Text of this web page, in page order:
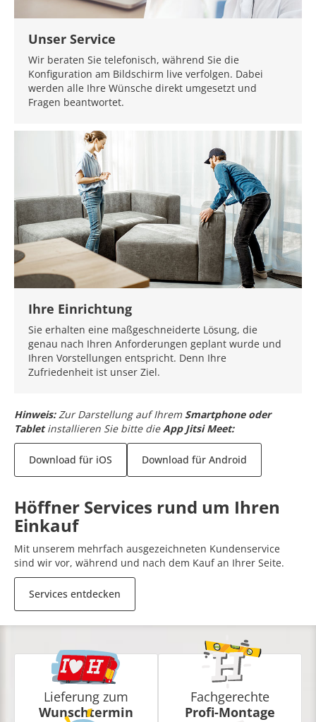
Unser Service
Wir beraten Sie telefonisch, während Sie die
Konfiguration am Bildschirm live verfolgen. Dabei
werden alle Ihre Wünsche direkt umgesetzt und
Fragen beantwortet.
Ihre Einrichtung
Sie erhalten eine maßgeschneiderte Lösung, die
genau nach Ihren Anforderungen geplant wurde und
Ihren Vorstellungen entspricht. Denn Ihre
Zufriedenheit ist unser Ziel.
Hinweis: Zur Darstellung auf Ihrem Smartphone oder
Tabletinstallieren Sie bitte dieApp Jitsi Meet:
Download für iOS Download für Android
Höffner Services rund um Ihren
Einkauf
Mit unserem mehrfach ausgezeichneten Kundenservice
sind wir vor, während und nach dem Kauf an Ihrer Seite.
Services entdecken
Lieferung zum
Wunschtermin
Fachgerechte
Profi-Montage